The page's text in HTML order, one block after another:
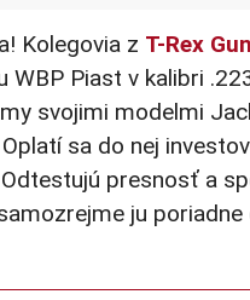
Kolegovia z T-Rex
Piast v kalibri
svojimi modelmi
sa do nej
presnosť a
ju